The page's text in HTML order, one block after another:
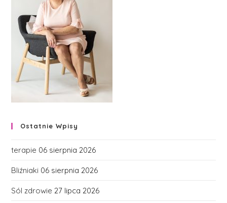
Ostatnie Wpisy
terapie 06 sierpnia 2026
Bliźniaki 06 sierpnia 2026
Sól zdrowie 27 lipca 2026